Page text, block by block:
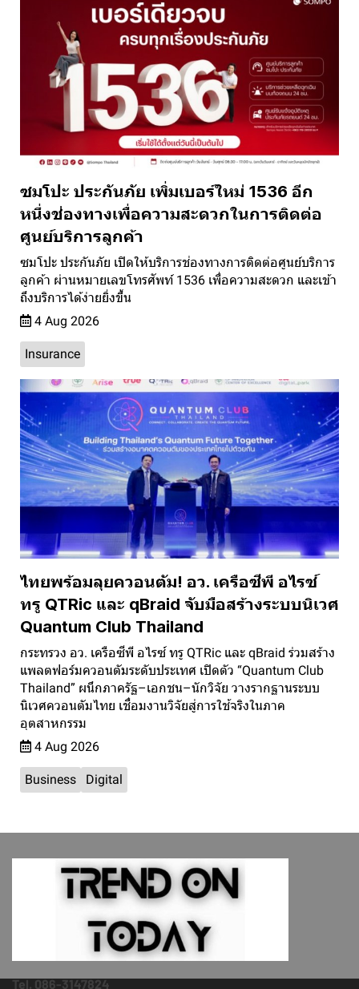
ซมโปะ ประกันภัย เพิ่มเบอร์ใหม่ 1536 อีก
หนึ่งช่องทางเพื่อความสะดวกในการติดต่อ
ศูนย์บริการลูกค้า
ซมโปะ ประกันภัย เปิดให้บริการช่องทางการติดต่อศูนย์บริการ
ลูกค้า ผ่านหมายเลขโทรศัพท์ 1536 เพื่อความสะดวก และเข้า
ถึงบริการได้ง่ายยิ่งขึ้น
4 Aug 2026
Insurance
ไทยพร้อมลุยควอนตัม! อว. เครือซีพี อไรซ์
ทรู QTRic และ qBraid จับมือสร้างระบบนิเวศ
Quantum Club Thailand
กระทรวง อว. เครือซีพี อไรซ์ ทรู QTRic และ qBraid ร่วมสร้าง
แพลตฟอร์มควอนตัมระดับประเทศ เปิดตัว “Quantum Club
Thailand” ผนึกภาครัฐ–เอกชน–นักวิจัย วางรากฐานระบบ
นิเวศควอนตัมไทย เชื่อมงานวิจัยสู่การใช้จริงในภาค
อุตสาหกรรม
4 Aug 2026
Business Digital
Tel. 086-3147824